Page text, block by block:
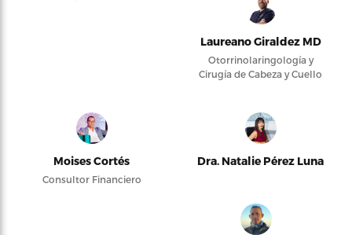
Laureano Giraldez MD
Otorrinolaringología y
Cirugía de Cabeza y Cuello
Moises Cortés
Consultor Financiero
Dra. Natalie Pérez Luna